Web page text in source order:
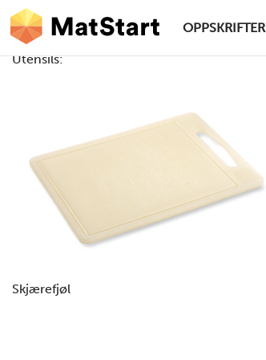
Hopp til hovedinnhold
hovednavigasjonsskrivebordsversjon
OPPSKRIFTER
Utensils:
Skjærefjøl